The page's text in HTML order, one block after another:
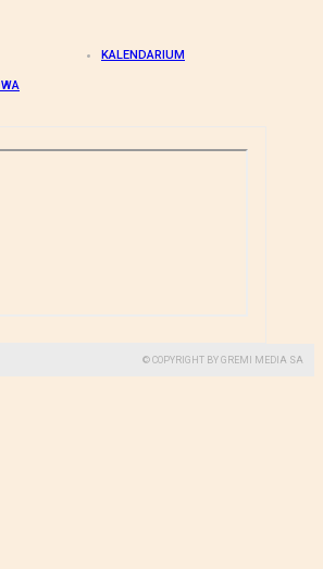
KALENDARIUM
© COPYRIGHT BY GREMI MEDIA SA